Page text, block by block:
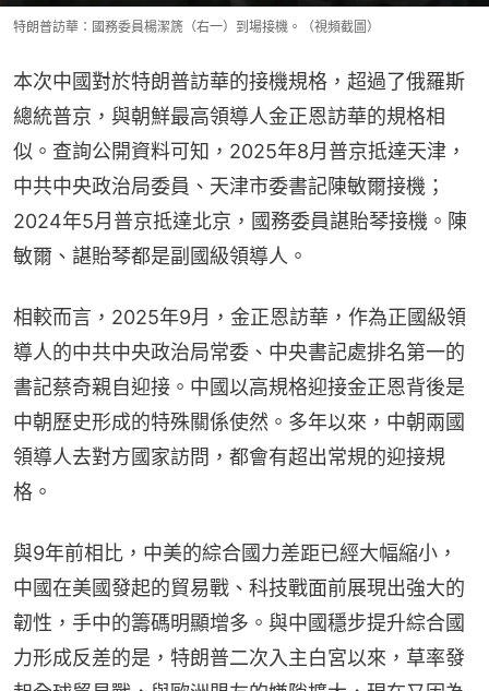
特朗普訪華：國務委員楊潔篪（右一）到場接機。（視頻截圖）
本次中國對於特朗普訪華的接機規格，超過了俄羅斯
總統普京，與朝鮮最高領導人金正恩訪華的規格相
似。查詢公開資料可知，2025年8月普京抵達天津，
中共中央政治局委員、天津市委書記陳敏爾接機；
2024年5月普京抵達北京，國務委員諶貽琴接機。陳
敏爾、諶貽琴都是副國級領導人。
相較而言，2025年9月，金正恩訪華，作為正國級領
導人的中共中央政治局常委、中央書記處排名第一的
書記蔡奇親自迎接。中國以高規格迎接金正恩背後是
中朝歷史形成的特殊關係使然。多年以來，中朝兩國
領導人去對方國家訪問，都會有超出常規的迎接規
格。
與9年前相比，中美的綜合國力差距已經大幅縮小，
中國在美國發起的貿易戰、科技戰面前展現出強大的
韌性，手中的籌碼明顯增多。與中國穩步提升綜合國
力形成反差的是，特朗普二次入主白宮以來，草率發